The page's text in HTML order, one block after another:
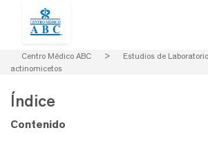
Centro Médico ABC > Estudios de
actinomicetos
Índice
Contenido